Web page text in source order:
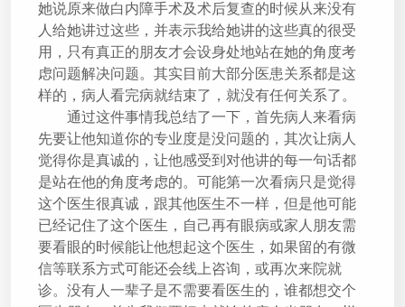
她说原来做白内障手术及术后复查的时候从来没有
人给她讲过这些，并表示我给她讲的这些真的很受
用，只有真正的朋友才会设身处地站在她的角度考
虑问题解决问题。其实目前大部分医患关系都是这
样的，病人看完病就结束了，就没有任何关系了。
通过这件事情我总结了一下，首先病人来看病
先要让他知道你的专业度是没问题的，其次让病人
觉得你是真诚的，让他感受到对他讲的每一句话都
是站在他的角度考虑的。可能第一次看病只是觉得
这个医生很真诚，跟其他医生不一样，但是他可能
已经记住了这个医生，自己再有眼病或家人朋友需
要看眼的时候能让他想起这个医生，如果留的有微
信等联系方式可能还会线上咨询，或再次来院就
诊。没有人一辈子是不需要看医生的，谁都想交个